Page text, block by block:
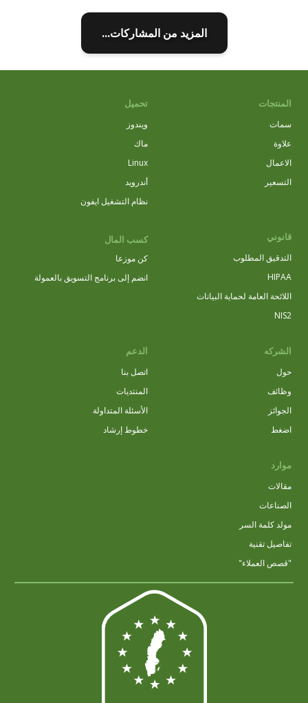
المزيد من المشاركات...
المنتجات
سمات
علاوة
الاعمال
التسعير
تحميل
ويندوز
ماك
Linux
أندرويد
نظام التشغيل ايفون
قانوني
التدقيق المطلوب
HIPAA
اللائحة العامة لحماية البيانات
NIS2
كسب المال
كن موزعا
انضم إلى برنامج التسويق بالعمولة
الشركه
حول
وظائف
الجوائز
اضغط
الدعم
اتصل بنا
المنتديات
الأسئلة المتداولة
خطوط إرشاد
موارد
مقالات
الصناعات
مولد كلمة السر
تفاصيل تقنية
"قصص العملاء"